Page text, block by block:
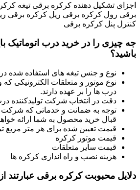
اجزای تشکیل دهنده کرکره برقی تیغه
برقی رول کرکره برقی ریل کرکره برقی
کنترل پنل کرکره برقی
جه چیزی را در خرید درب اتوماتیک
باشید؟
نوع و جنس تیغه های استفاده شده
نوع موتور و متعلقات الکترونیکی که
درب ها را بر عهده دارند.
دقت در انتخاب شرکت تولیدکننده
توجه به ضمانت و خدماتی که شرکت
قبال خرید محصول به شما ارائه
قیمت تعیین شده برای هر متر مربع
قیمت موتور کرکره
قیمت سایر متعلقات
هزینه نصب و راه اندازی کرکره ها
دلایل محبوبت کرکره برقی عبارتند